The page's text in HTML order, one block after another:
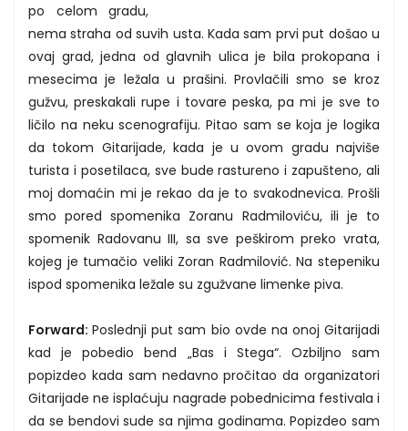
po celom gradu,
nema straha od suvih usta. Kada sam prvi put došao u
ovaj grad, jedna od glavnih ulica je bila prokopana i
mesecima je ležala u prašini. Provlačili smo se kroz
gužvu, preskakali rupe i tovare peska, pa mi je sve to
ličilo na neku scenografiju. Pitao sam se koja je logika
da tokom Gitarijade, kada je u ovom gradu najviše
turista i posetilaca, sve bude rastureno i zapušteno, ali
moj domaćin mi je rekao da je to svakodnevica. Prošli
smo pored spomenika Zoranu Radmiloviću, ili je to
spomenik Radovanu III, sa sve peškirom preko vrata,
kojeg je tumačio veliki Zoran Radmilović. Na stepeniku
ispod spomenika ležale su zgužvane limenke piva.
Forward:Poslednji put sam bio ovde na onoj Gitarijadi
kad je pobedio bend „Bas i Stega“. Ozbiljno sam
popizdeo kada sam nedavno pročitao da organizatori
Gitarijade ne isplaćuju nagrade pobednicima festivala i
da se bendovi sude sa njima godinama. Popizdeo sam